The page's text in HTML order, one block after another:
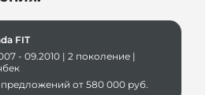
FIT
- 09.2010 | 2 поколение |
предложений от 580 000 руб.